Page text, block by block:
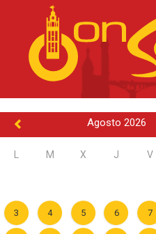
Agosto 2026
M X J V
3 4 5 6 7